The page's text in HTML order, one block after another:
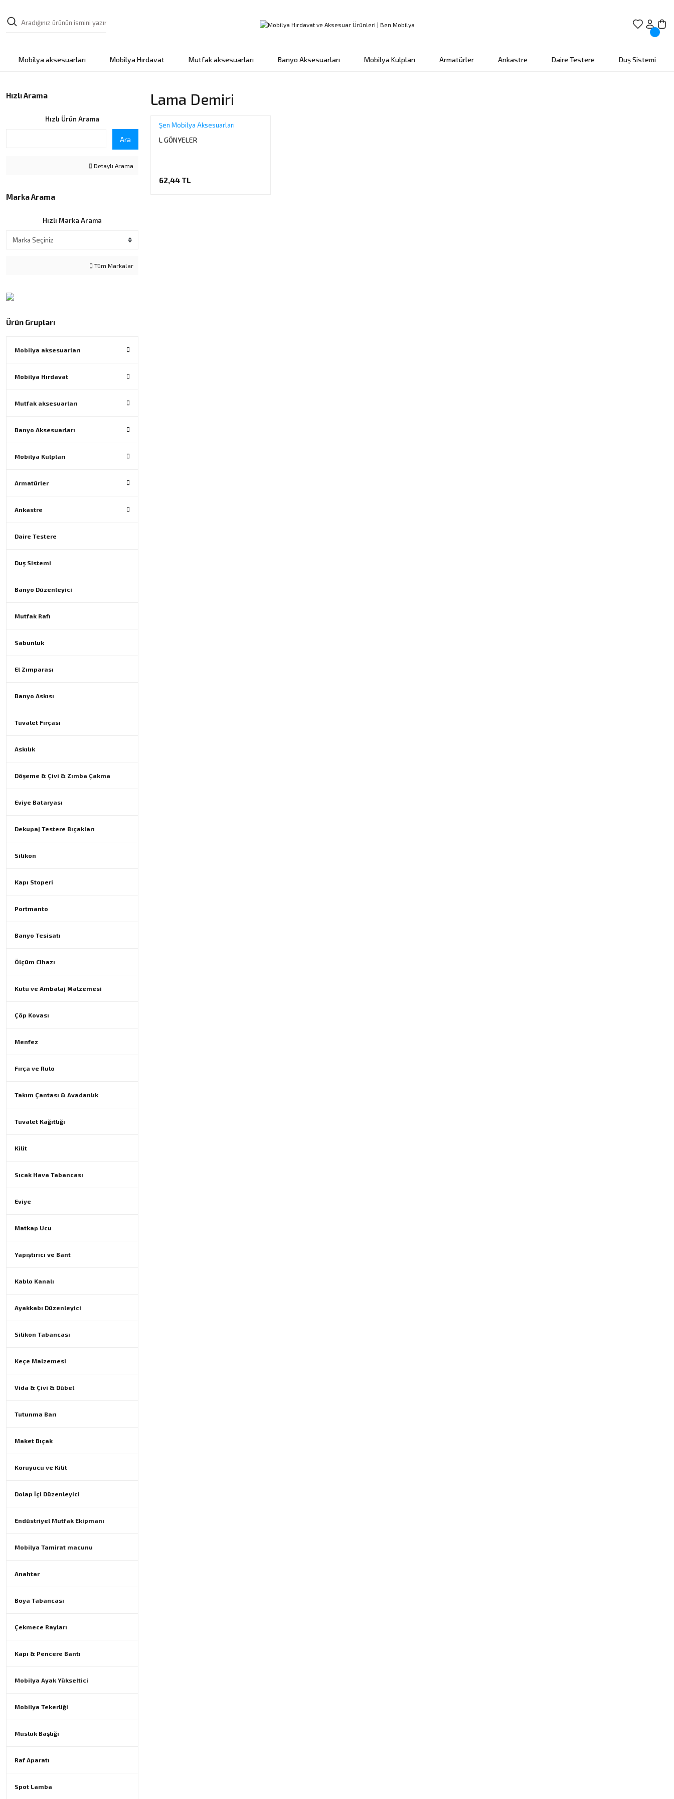
Mobilya aksesuarları Mobilya Hırdavat Mutfak aksesuarları Banyo Aksesuarları Mobilya Kulpları Armatürler Ankastre Daire Testere Duş Sistemi
Hızlı Arama
Hızlı Ürün Arama
Ara
Detaylı Arama
Marka Arama
Hızlı Marka Arama
Tüm Markalar
Ürün Grupları
Mobilya aksesuarları
Mobilya Hırdavat
Mutfak aksesuarları
Banyo Aksesuarları
Mobilya Kulpları
Armatürler
Ankastre
Daire Testere
Duş Sistemi
Banyo Düzenleyici
Mutfak Rafı
Sabunluk
El Zımparası
Banyo Askısı
Tuvalet Fırçası
Askılık
Döşeme & Çivi & Zımba Çakma
Eviye Bataryası
Dekupaj Testere Bıçakları
Silikon
Kapı Stoperi
Portmanto
Banyo Tesisatı
Ölçüm Cihazı
Kutu ve Ambalaj Malzemesi
Çöp Kovası
Menfez
Fırça ve Rulo
Takım Çantası & Avadanlık
Tuvalet Kağıtlığı
Kilit
Sıcak Hava Tabancası
Eviye
Matkap Ucu
Yapıştırıcı ve Bant
Kablo Kanalı
Ayakkabı Düzenleyici
Silikon Tabancası
Keçe Malzemesi
Vida & Çivi & Dübel
Tutunma Barı
Maket Bıçak
Koruyucu ve Kilit
Dolap İçi Düzenleyici
Endüstriyel Mutfak Ekipmanı
Mobilya Tamirat macunu
Anahtar
Boya Tabancası
Çekmece Rayları
Kapı & Pencere Bantı
Mobilya Ayak Yükseltici
Mobilya Tekerliği
Musluk Başlığı
Raf Aparatı
Spot Lamba
Lama Demiri
Şen Mobilya Aksesuarları
L GÖNYELER
62,44 TL